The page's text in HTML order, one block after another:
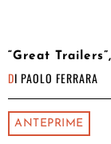
“Great
DI PAOLO FERRARA
ANTEPRIME